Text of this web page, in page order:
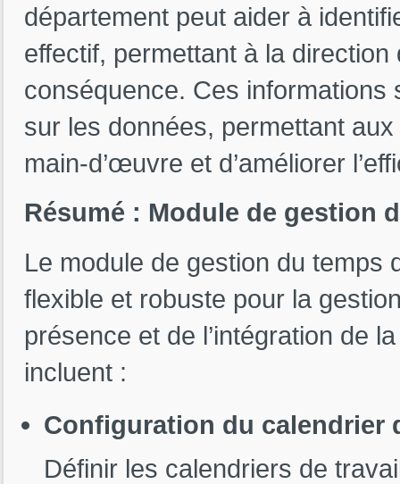
département peut aider à
effectif, permettant à la
conséquence. Ces
sur les données, permettant
main-d’œuvre et d’améliorer
Résumé : Module de gestion
Le module de gestion du temps
flexible et robuste pour la
présence et de l’intégration de
incluent :
Configuration du calendrier
Définir les calendriers de